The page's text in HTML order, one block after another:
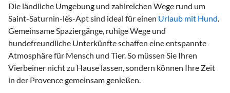
Die ländliche Umgebung und zahlreichen Wege rund um
Saint-Saturnin-lès-Apt sind ideal für einen Urlaub mit Hund
Gemeinsame Spaziergänge, ruhige Wege und
hundefreundliche Unterkünfte schaffen eine entspannte
Atmosphäre für Mensch und Tier. So müssen Sie Ihren
Vierbeiner nicht zu Hause lassen, sondern können Ihre Zeit
in der Provence gemeinsam genießen.